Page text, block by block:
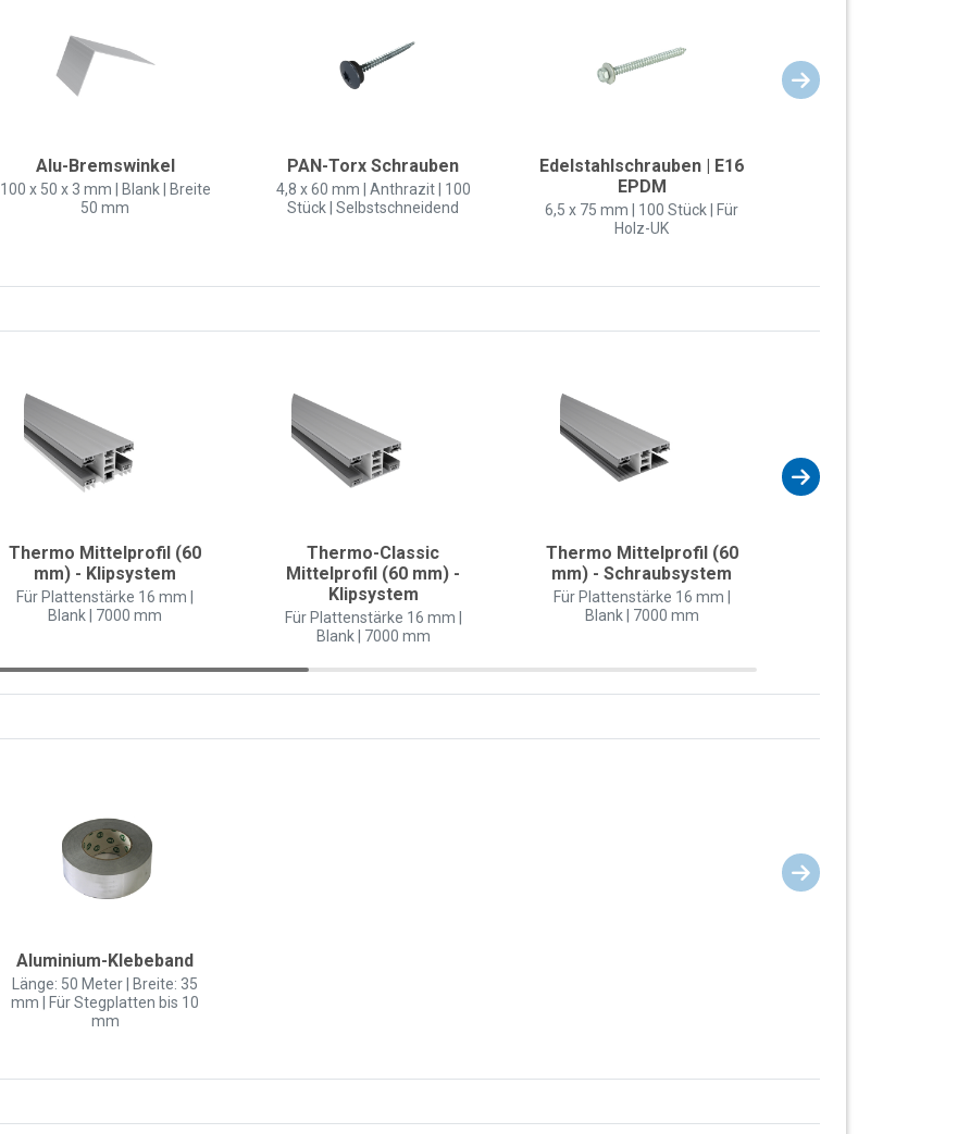
Alu-Bremswinkel
100 x 50 x 3 mm | Blank | Breite
50 mm
PAN-Torx Schrauben
4,8 x 60 mm | Anthrazit | 100
Stück | Selbstschneidend
Edelstahlschrauben | E16
EPDM
6,5 x 75 mm | 100 Stück | Für
Holz-UK
Thermo Mittelprofil (60
mm) - Klipsystem
Für Plattenstärke 16 mm |
Blank | 7000 mm
Thermo-Classic
Mittelprofil (60 mm) -
Klipsystem
Für Plattenstärke 16 mm |
Blank | 7000 mm
Thermo Mittelprofil (60
mm) - Schraubsystem
Für Plattenstärke 16 mm |
Blank | 7000 mm
Aluminium-Klebeband
Länge: 50 Meter | Breite: 35
mm | Für Stegplatten bis 10
mm